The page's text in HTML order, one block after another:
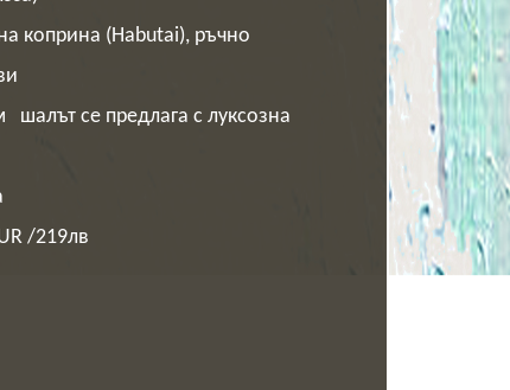
коприна (Habutai), ръчно
се предлага с луксозна
/219лв